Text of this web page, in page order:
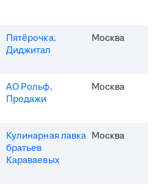
Пятёрочка.
Диджитал
Москва
АО Рольф.
Продажи
Москва
Кулинарная лавка
братьев
Караваевых
Москва